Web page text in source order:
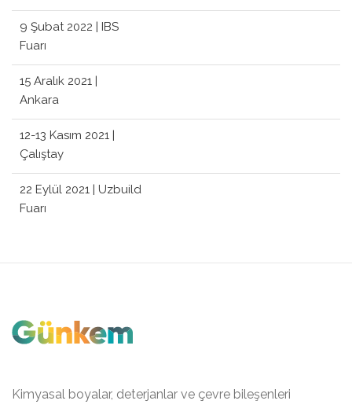
9 Şubat 2022 | IBS
Fuarı
15 Aralık 2021 |
Ankara
12-13 Kasım 2021 |
Çalıştay
22 Eylül 2021 | Uzbuild
Fuarı
Kimyasal boyalar, deterjanlar ve çevre bileşenleri